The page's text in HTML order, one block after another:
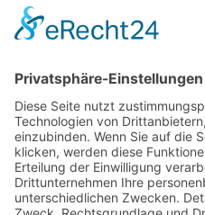
Selbstverständlich
Bescheinigung. Die
Überweisungsträgers
reicht aus, um die
zu machen.